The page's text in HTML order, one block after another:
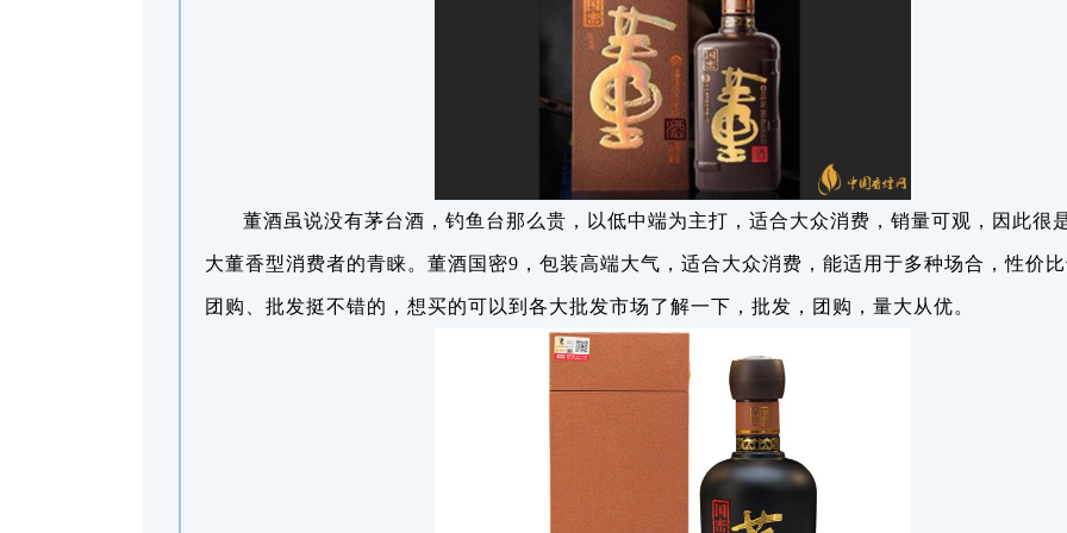
董酒虽说没有茅台酒，钓鱼台那么贵，以低中端为主打，适合大众消费，销量可观，因此很
大董香型消费者的青睐。董酒国密9，包装高端大气，适合大众消费，能适用于多种场合，性价比
团购、批发挺不错的，想买的可以到各大批发市场了解一下，批发，团购，量大从优。